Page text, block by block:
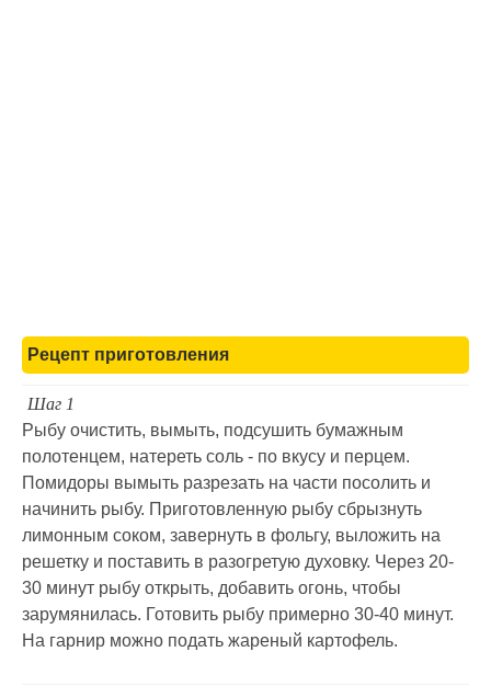
Рецепт приготовления
Шаг 1
Рыбу очистить, вымыть, подсушить бумажным
полотенцем, натереть соль - по вкусу и перцем.
Помидоры вымыть разрезать на части посолить и
начинить рыбу. Приготовленную рыбу сбрызнуть
лимонным соком, завернуть в фольгу, выложить на
решетку и поставить в разогретую духовку. Через 20-
30 минут рыбу открыть, добавить огонь, чтобы
зарумянилась. Готовить рыбу примерно 30-40 минут.
На гарнир можно подать жареный картофель.